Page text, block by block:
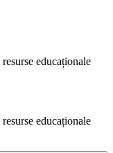
educaționale
educaționale